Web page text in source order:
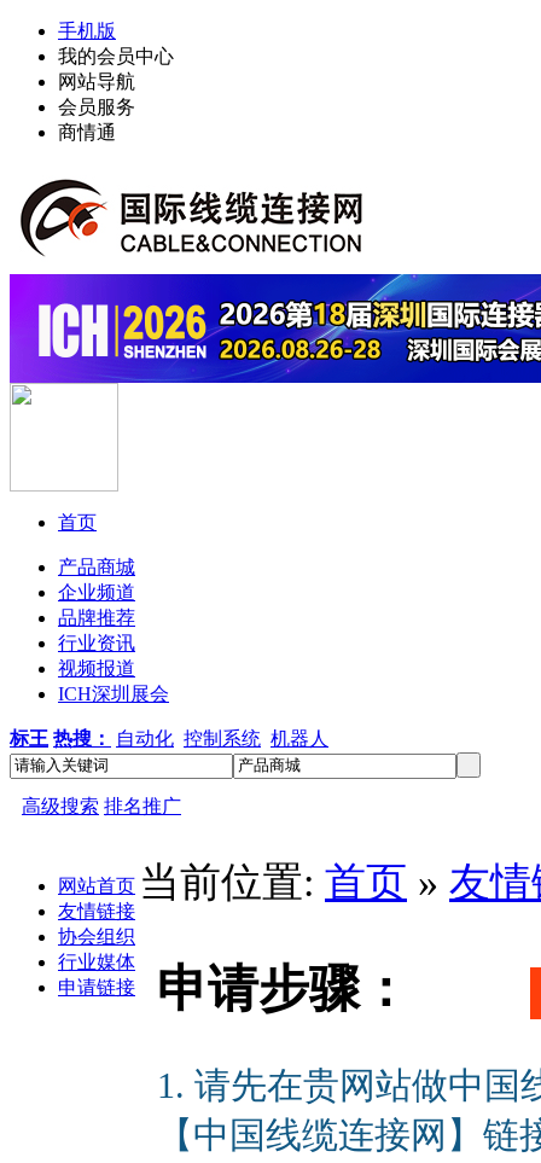
手机版
我的会员中心
网站导航
会员服务
商情通
首页
产品商城
企业频道
品牌推荐
行业资讯
视频报道
ICH深圳展会
标王 热搜： 自动化 控制系统 机器人
高级搜索 排名推广
网站首页
友情链接
协会组织
行业媒体
申请链接
当前位置: 首页 » 友
申请步骤：
1. 请先在贵网站做中国
【中国线缆连接网】链